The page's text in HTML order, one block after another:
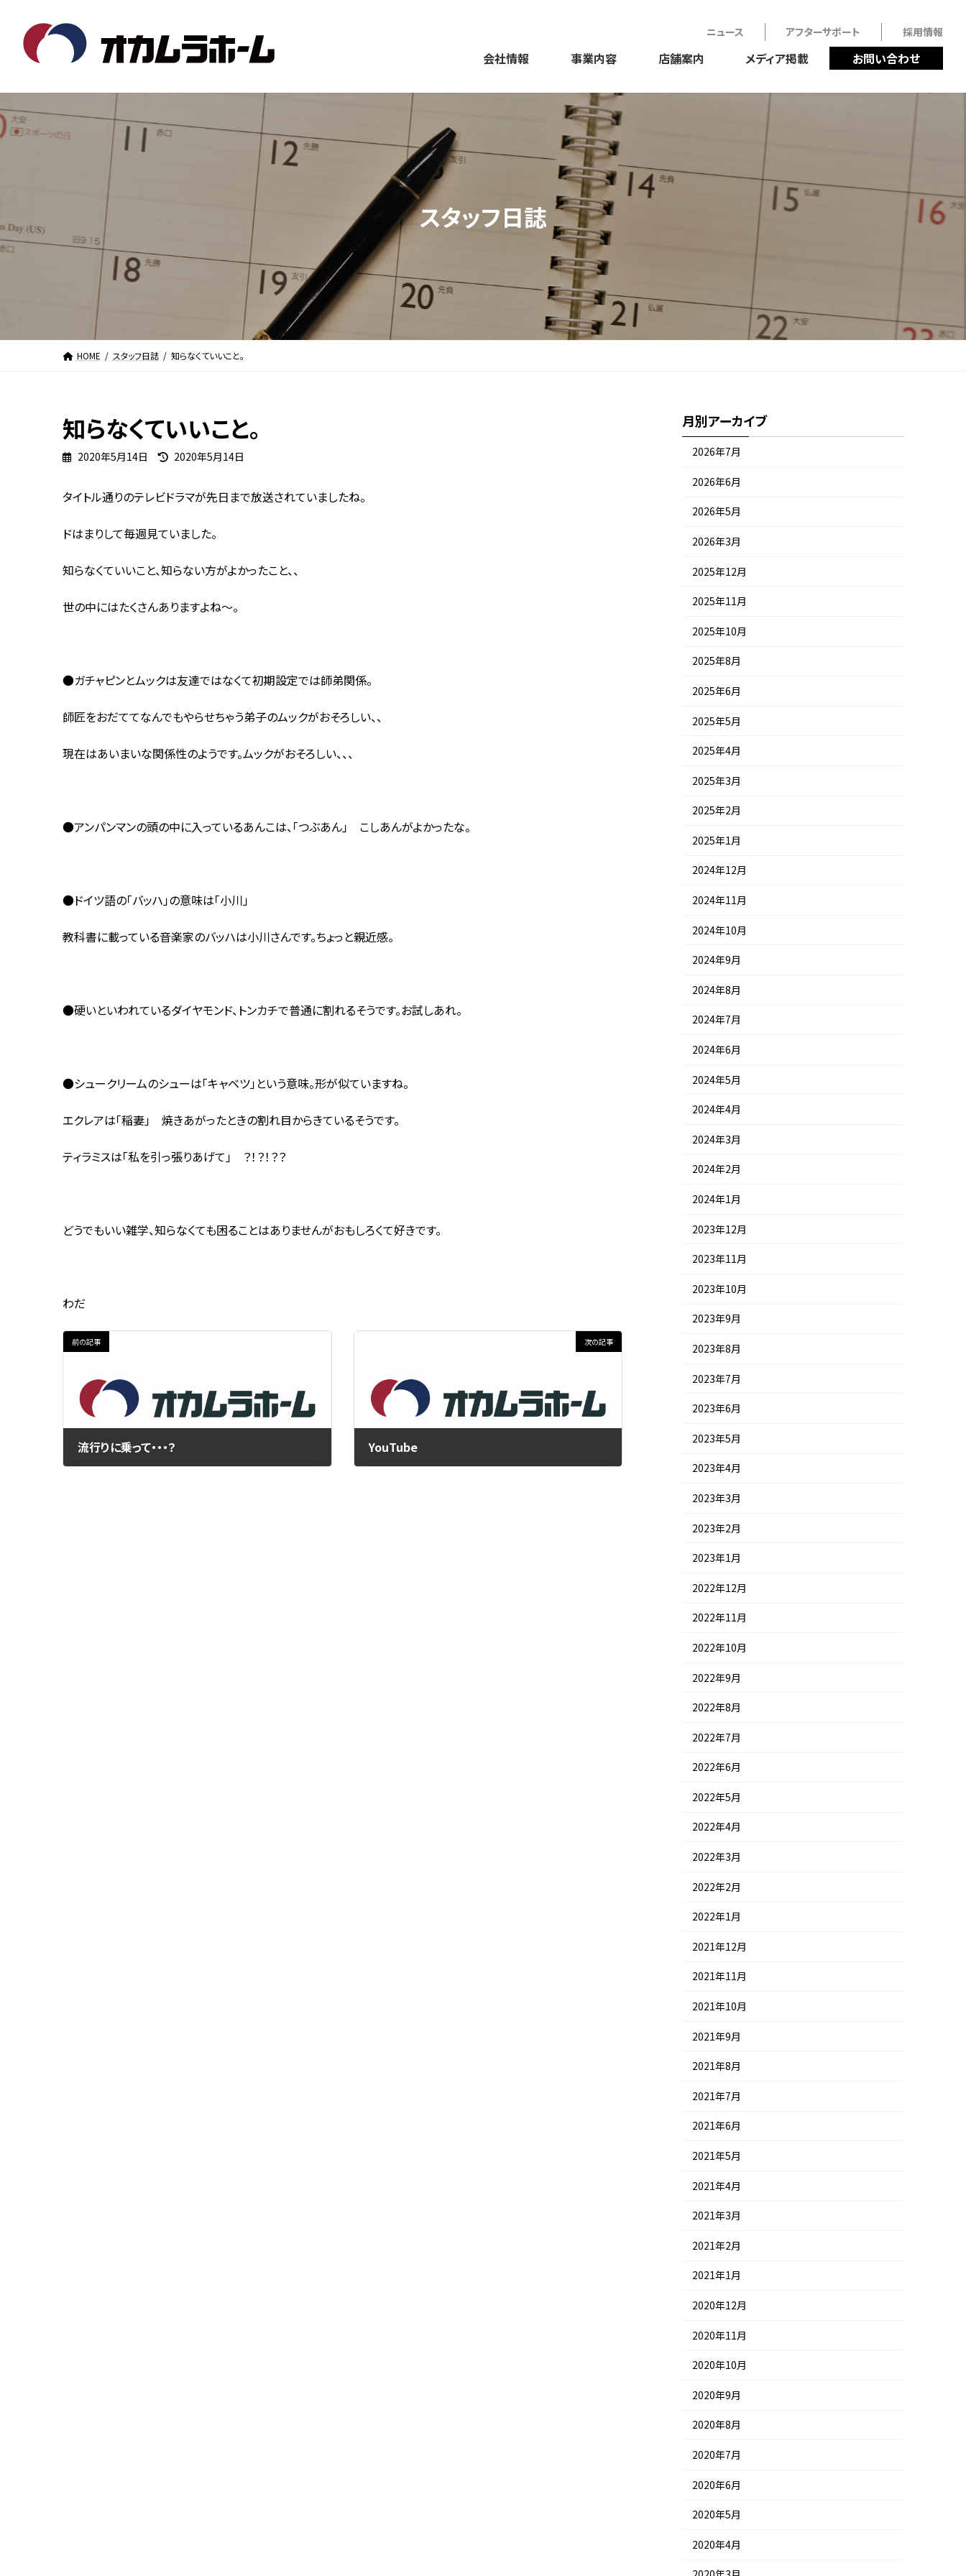
へ
ス
キ
ョ
ン
に
ニュース アフターサポート 採用情報
会社情報 事業内容 店舗案内 メディア掲載 お問い合わせ
スタッフ日誌
HOME スタッフ日誌 知らなくていいこと。
知らなくていいこと。
2020年5月14日
最
新
時
2020年5月14日
タイトル通りのテレビドラマが先日まで放送されていましたね。
ドはまりして毎週見ていました。
知らなくていいこと、知らない方がよかったこと、、
世の中にはたくさんありますよね～。
●ガチャピンとムックは友達ではなくて初期設定では師弟関係。
師匠をおだててなんでもやらせちゃう弟子のムックがおそろしい、、
現在はあいまいな関係性のようです。ムックがおそろしい、、、
●アンパンマンの頭の中に入っているあんこは、「つぶあん」 こしあんがよかったな。
●ドイツ語の「バッハ」の意味は「小川」
教科書に載っている音楽家のバッハは小川さんです。ちょっと親近感。
●硬いといわれているダイヤモンド、トンカチで普通に割れるそうです。お試しあれ。
●シュークリームのシューは「キャベツ」という意味。形が似ていますね。
エクレアは「稲妻」 焼きあがったときの割れ目からきているそうです。
ティラミスは「私を引っ張りあげて」 ？！？！？？
どうでもいい雑学、知らなくても困ることはありませんがおもしろくて好きです。
わだ
前の記事
流行りに乗って・・・？
次の記事
YouTube
月別アーカイブ
2026年7月
2026年6月
2026年5月
2026年3月
2025年12月
2025年11月
2025年10月
2025年8月
2025年6月
2025年5月
2025年4月
2025年3月
2025年2月
2025年1月
2024年12月
2024年11月
2024年10月
2024年9月
2024年8月
2024年7月
2024年6月
2024年5月
2024年4月
2024年3月
2024年2月
2024年1月
2023年12月
2023年11月
2023年10月
2023年9月
2023年8月
2023年7月
2023年6月
2023年5月
2023年4月
2023年3月
2023年2月
2023年1月
2022年12月
2022年11月
2022年10月
2022年9月
2022年8月
2022年7月
2022年6月
2022年5月
2022年4月
2022年3月
2022年2月
2022年1月
2021年12月
2021年11月
2021年10月
2021年9月
2021年8月
2021年7月
2021年6月
2021年5月
2021年4月
2021年3月
2021年2月
2021年1月
2020年12月
2020年11月
2020年10月
2020年9月
2020年8月
2020年7月
2020年6月
2020年5月
2020年4月